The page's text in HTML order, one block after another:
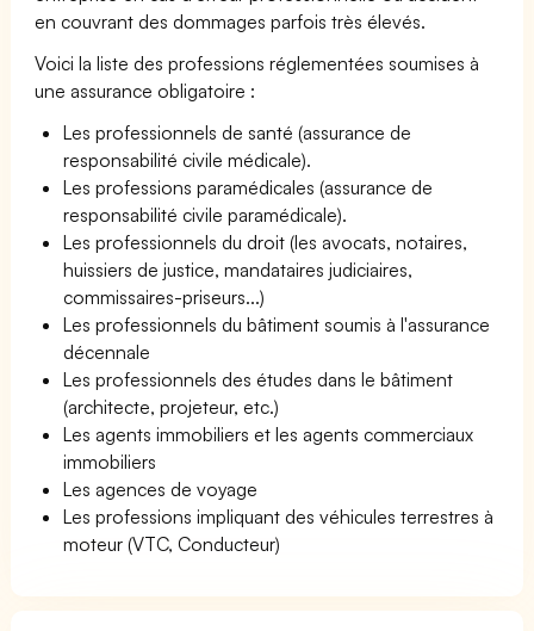
en couvrant des dommages parfois très élevés.
Voici la liste des professions réglementées soumises à
une assurance obligatoire :
Les professionnels de santé (assurance de
responsabilité civile médicale).
Les professions paramédicales (assurance de
responsabilité civile paramédicale).
Les professionnels du droit (les avocats, notaires,
huissiers de justice, mandataires judiciaires,
commissaires-priseurs...)
Les professionnels du bâtiment soumis à l'assurance
décennale
Les professionnels des études dans le bâtiment
(architecte, projeteur, etc.)
Les agents immobiliers et les agents commerciaux
immobiliers
Les agences de voyage
Les professions impliquant des véhicules terrestres à
moteur (VTC, Conducteur)